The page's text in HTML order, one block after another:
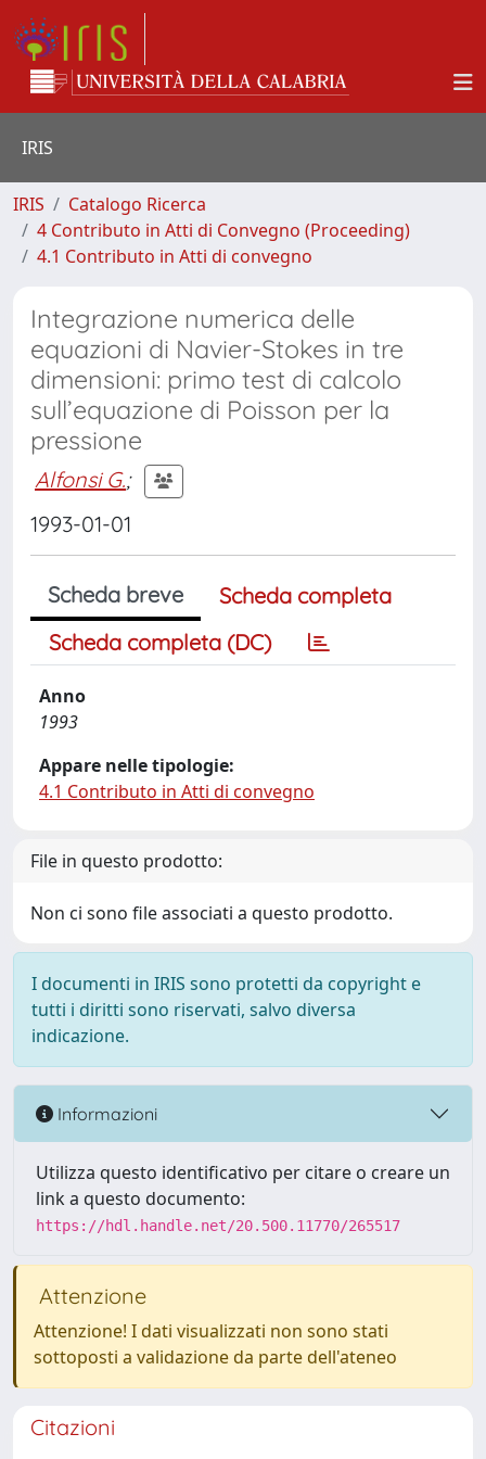
IRIS
IRIS
Catalogo Ricerca
4 Contributo in Atti di Convegno (Proceeding)
4.1 Contributo in Atti di convegno
Integrazione numerica delle
equazioni di Navier-Stokes in tre
dimensioni: primo test di calcolo
sull’equazione di Poisson per la
pressione
Alfonsi G.;
1993-01-01
Scheda breve
Scheda completa
Scheda completa (DC)
Anno
1993
Appare nelle tipologie:
4.1 Contributo in Atti di convegno
File in questo prodotto:
Non ci sono file associati a questo prodotto.
I documenti in IRIS sono protetti da copyright e
tutti i diritti sono riservati, salvo diversa
indicazione.
Informazioni
Utilizza questo identificativo per citare o creare un
link a questo documento:
https://hdl.handle.net/20.500.11770/265517
Attenzione
Attenzione! I dati visualizzati non sono stati
sottoposti a validazione da parte dell'ateneo
Citazioni